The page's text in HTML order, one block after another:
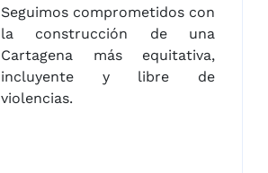
Seguimos comprometidos con
la construcción de una
Cartagena más equitativa,
incluyente y libre de
violencias.